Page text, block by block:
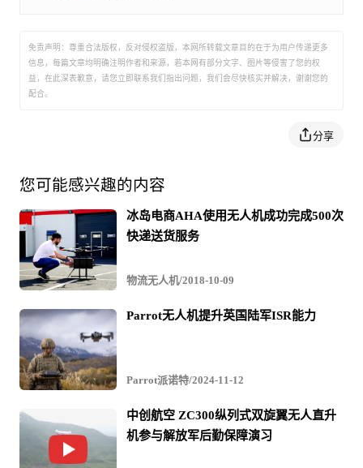
免责声明：尊重合法版权，反对侵权盗版，本网所转载文章目的在于为用户传递更多
信息，每篇文章均明确注明作者和来源，若本网有部分文字、图片等侵害了您的权
益，在此深表歉意，请您立即联系我们指出问题，我们会尽快核实并解决，谢谢您的
配合。
分享
您可能感兴趣的内容
冰岛电商AHA使用无人机成功完成500次
快递送货服务
物流无人机/2018-10-09
Parrot无人机提升英国陆军ISR能力
Parrot派诺特/2024-11-12
中创航空 ZC300纵列式双旋翼无人直升
机参与解放军后勤保障演习